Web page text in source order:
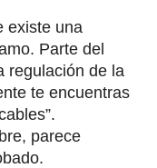
existe una
Parte del
regulación de la
te encuentras
parece